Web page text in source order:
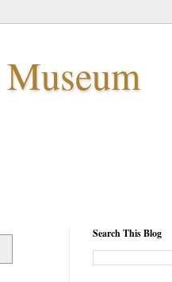
Search This Blog